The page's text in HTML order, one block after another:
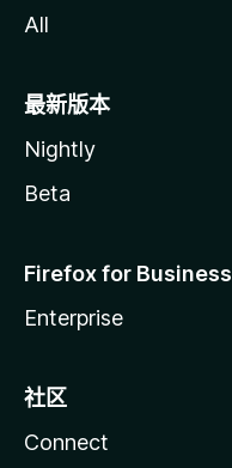
All
最新版本
Nightly
Beta
Firefox for Business
Enterprise
社区
Connect